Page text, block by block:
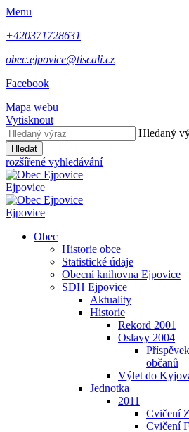
Menu
+420371728631
obec.ejpovice@tiscali.cz
Facebook
Mapa webu
Vytisknout
Hledaný
Hledat
rozšířené vyhledávání
Ejpovice
Ejpovice
Obec
Historie obce
Statistické údaje
Obecní knihovna Ejpovice
SDH Ejpovice
Aktuality
Historie
Rekord 2001
Oslavy 2004
občanů
Výlet do
Jednotka
2011
Cvičení
Cvičení